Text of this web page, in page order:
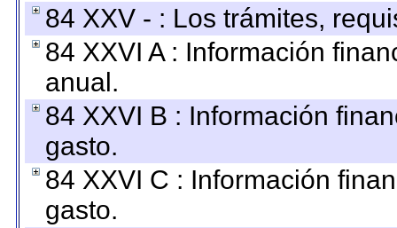
84 XXV - : Los trámites,
84 XXVI A : Información
anual.
84 XXVI B : Información
gasto.
84 XXVI C : Información
gasto.